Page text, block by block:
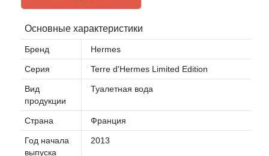
Основные характеристики
Бренд Hermes
Серия Terre d'Hermes Limited Edition
Вид
продукции
Туалетная вода
Страна Франция
Год начала
выпуска
2013
Aedes de Venustas
Aerin Lauder
Affinessence
Afnan